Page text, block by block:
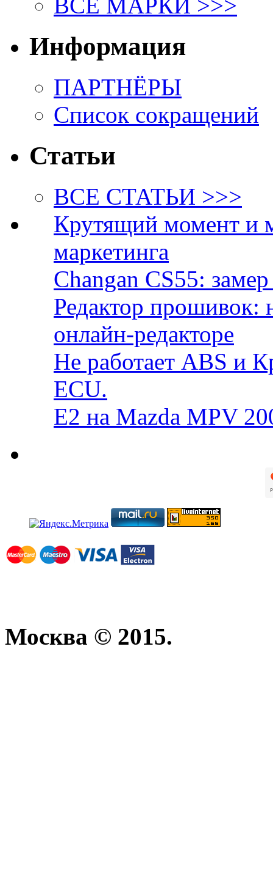
ВСЕ МАРКИ >>>
Информация
ПАРТНЁРЫ
Список сокращений
Статьи
ВСЕ СТАТЬИ >>>
Крутящий момент и
маркетинга
Changan CS55:
Редактор прошивок:
онлайн-редакторе
Не работает ABS и
ECU.
E2 на Mazda MPV
Москва © 2015.